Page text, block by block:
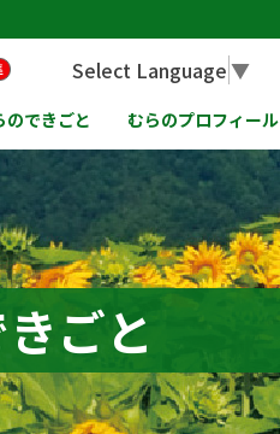
のできごと むらのプロフィール
Select Language▼
ごと